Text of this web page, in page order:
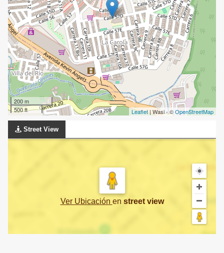
200 m
500 ft
Leaflet| Wasi - ©OpenStreetMap
Street View
Ver Ubicación en street view